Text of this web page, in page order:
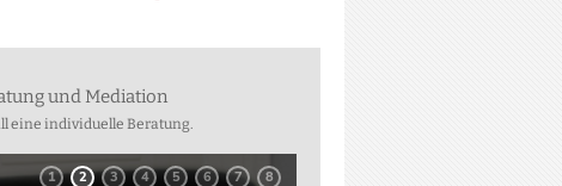
und Mediation
eine individuelle Beratung.
1 2 3 4 5 6 7 8